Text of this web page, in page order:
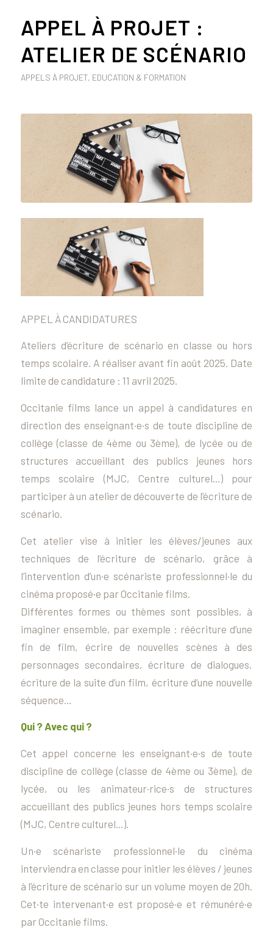
APPEL À PROJET :
ATELIER DE SCÉNARIO
APPELS À PROJET, EDUCATION & FORMATION
APPEL À CANDIDATURES
Ateliers d’écriture de scénario en classe ou hors
temps scolaire. A réaliser avant fin août 2025. Date
limite de candidature : 11 avril 2025.
Occitanie films lance un appel à candidatures en
direction des enseignant·e·s de toute discipline de
collège (classe de 4ème ou 3ème), de lycée ou de
structures accueillant des publics jeunes hors
temps scolaire (MJC, Centre culturel…) pour
participer à un atelier de découverte de l’écriture de
scénario.
Cet atelier vise à initier les élèves/jeunes aux
techniques de l’écriture de scénario, grâce à
l’intervention d’un·e scénariste professionnel·le du
cinéma proposé·e par Occitanie films.
Différentes formes ou thèmes sont possibles, à
imaginer ensemble, par exemple : réécriture d’une
fin de film, écrire de nouvelles scènes à des
personnages secondaires, écriture de dialogues,
écriture de la suite d’un film, écriture d’une nouvelle
séquence…
Qui ? Avec qui ?
Cet appel concerne les enseignant·e·s de toute
discipline de collège (classe de 4ème ou 3ème), de
lycée, ou les animateur·rice·s de structures
accueillant des publics jeunes hors temps scolaire
(MJC, Centre culturel…).
Un·e scénariste professionnel·le du cinéma
interviendra en classe pour initier les élèves / jeunes
à l’écriture de scénario sur un volume moyen de 20h.
Cet·te intervenant·e est proposé·e et rémunéré·e
par Occitanie films.